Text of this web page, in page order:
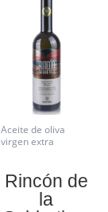
Aceite de oliva
virgen extra
Rincón de
la